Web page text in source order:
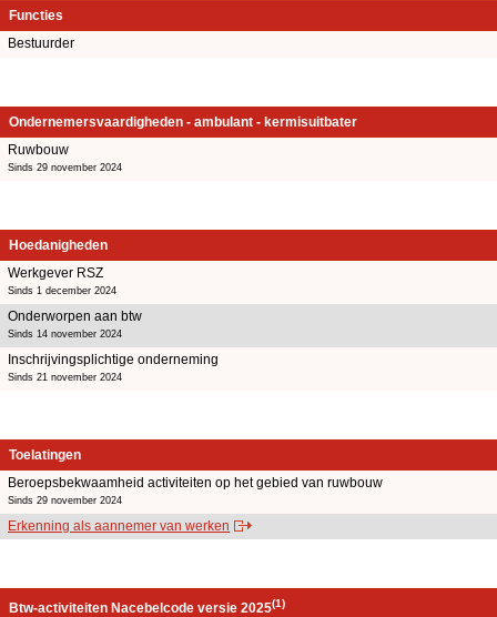
Functies
Bestuurder
Ondernemersvaardigheden - ambulant - kermisuitbater
Ruwbouw
Sinds 29 november 2024
Hoedanigheden
Werkgever RSZ
Sinds 1 december 2024
Onderworpen aan btw
Sinds 14 november 2024
Inschrijvingsplichtige onderneming
Sinds 21 november 2024
Toelatingen
Beroepsbekwaamheid activiteiten op het gebied van ruwbouw
Sinds 29 november 2024
Erkenning als aannemer van werken
Btw-activiteiten Nacebelcode versie 2025(1)